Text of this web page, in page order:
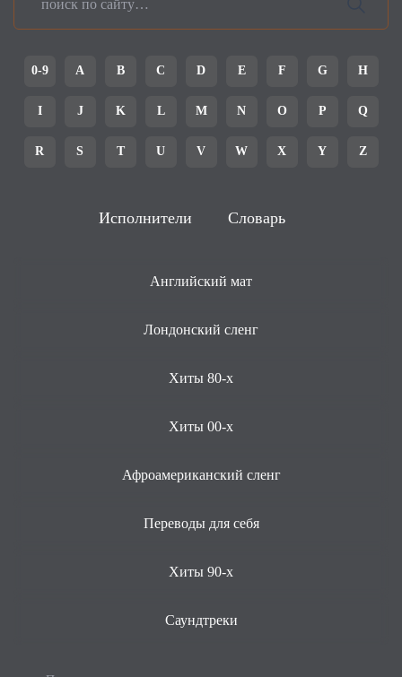
0-9 A B C D E F G H
I J K L M N O P Q
R S T U V W X Y Z
Исполнители Словарь
Английский мат
Лондонский сленг
Хиты 80-х
Хиты 00-х
Афроамериканский сленг
Переводы для себя
Хиты 90-х
Саундтреки